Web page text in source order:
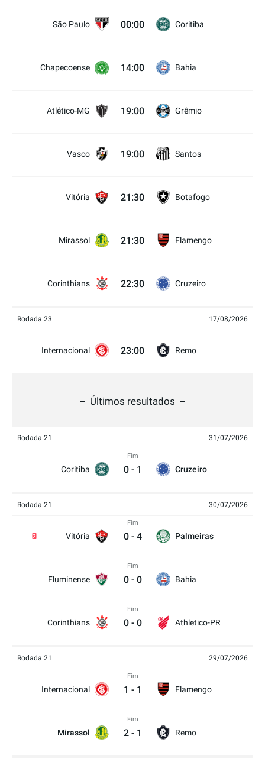
São Paulo 00:00 Coritiba
Chapecoense 14:00 Bahia
Atlético-MG 19:00 Grêmio
Vasco 19:00 Santos
Vitória 21:30 Botafogo
Mirassol 21:30 Flamengo
Corinthians 22:30 Cruzeiro
Rodada 23 17/08/2026
Internacional 23:00 Remo
Últimos resultados
Rodada 21 31/07/2026
Coritiba
Fim
0 - 1 Cruzeiro
Rodada 21 30/07/2026
Vitória
2
Fim
0 - 4 Palmeiras
Fluminense
Fim
0 - 0 Bahia
Corinthians
Fim
0 - 0 Athletico-PR
Rodada 21 29/07/2026
Internacional
Fim
1 - 1 Flamengo
Mirassol
Fim
2 - 1 Remo